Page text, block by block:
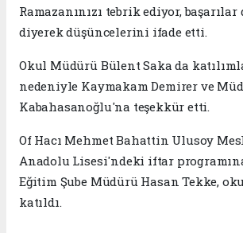
Ramazanınızı tebrik ediyor,
diyerek düşüncelerini ifade etti.
Okul Müdürü Bülent Saka da
nedeniyle Kaymakam Demirer ve
Kabahasanoğlu'na teşekkür etti.
Of Hacı Mehmet Bahattin Ulusoy
Anadolu Lisesi'ndeki iftar
Eğitim Şube Müdürü Hasan Tekke,
katıldı.